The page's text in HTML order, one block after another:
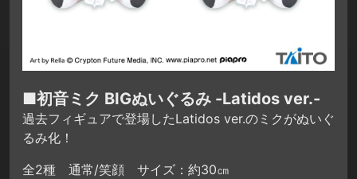
■初音ミク BIGぬいぐるみ -Latidos ver.-
過去フィギュアで登場したLatidos ver.のミクがぬいぐ
るみ化！
全2種 通常/笑顔 サイズ：約30㎝